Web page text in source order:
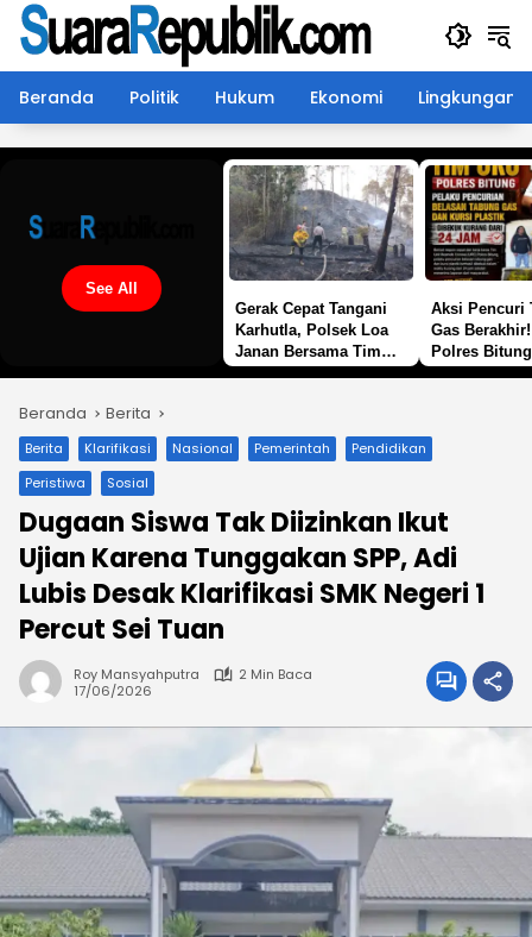
Langsung
konten
Beranda
Politik Hukum Ekonomi Lingkungan
See All
Gerak Cepat Tangani
Karhutla, Polsek Loa
Janan Bersama Tim
Aksi Pencuri
Gas
Polres
Beranda Berita
Berita Klarifikasi Nasional Pemerintah
Pendidikan
Peristiwa
Sosial
Dugaan Siswa Tak Diizinkan Ikut
Ujian Karena Tunggakan SPP, Adi
Lubis Desak Klarifikasi SMK Negeri 1
Percut Sei Tuan
Roy Mansyahputra
2 Min Baca
17/06/2026